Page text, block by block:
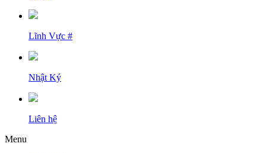
Lĩnh Vực #
Nhật Ký
Liên hệ
Menu